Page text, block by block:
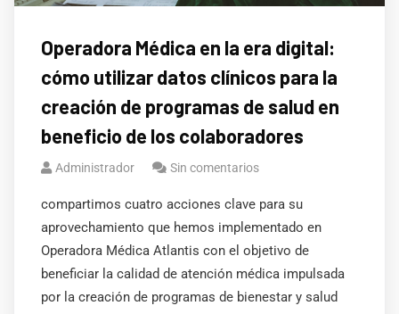
Operadora Médica en la era digital:
cómo utilizar datos clínicos para la
creación de programas de salud en
beneficio de los colaboradores
Administrador Sin comentarios
compartimos cuatro acciones clave para su
aprovechamiento que hemos implementado en
Operadora Médica Atlantis con el objetivo de
beneficiar la calidad de atención médica impulsada
por la creación de programas de bienestar y salud